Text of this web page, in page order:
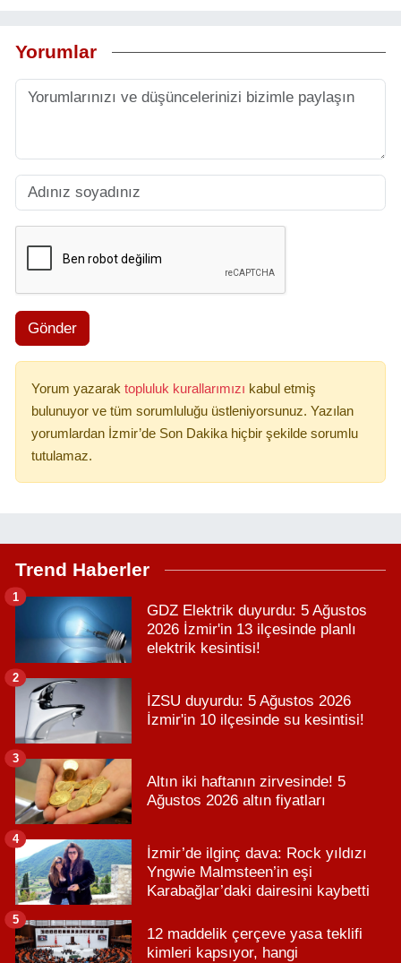
Yorumlar
Gönder
Yorum yazarak topluluk kurallarımızı kabul etmiş
bulunuyor ve tüm sorumluluğu üstleniyorsunuz. Yazılan
yorumlardan İzmir’de Son Dakika hiçbir şekilde sorumlu
tutulamaz.
Trend Haberler
GDZ Elektrik duyurdu: 5 Ağustos
2026 İzmir'in 13 ilçesinde planlı
elektrik kesintisi!
1
İZSU duyurdu: 5 Ağustos 2026
İzmir'in 10 ilçesinde su kesintisi!
2
Altın iki haftanın zirvesinde! 5
Ağustos 2026 altın fiyatları
3
İzmir’de ilginç dava: Rock yıldızı
Yngwie Malmsteen’in eşi
Karabağlar’daki dairesini kaybetti
4
12 maddelik çerçeve yasa teklifi
kimleri kapsıyor, hangi
5